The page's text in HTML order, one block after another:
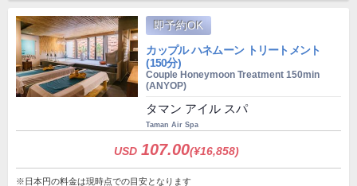
即予約OK
カップル ハネムーン トリートメント
(150分)
Couple Honeymoon Treatment 150min
(ANYOP)
タマン アイル スパ
Taman Air Spa
USD 107.00(¥16,858)
※日本円の料金は現時点での目安となります